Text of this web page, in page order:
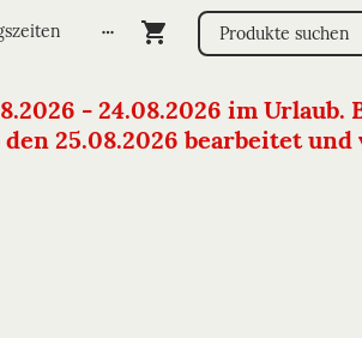
- 24.08.2026 im
25.08.2026 bearbeitet und